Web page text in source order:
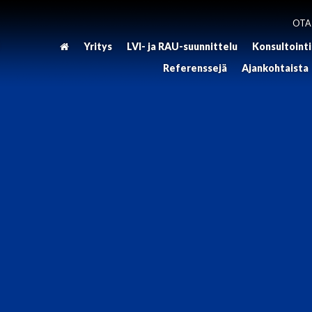
Yritys LVI- ja RAU-suunnittelu
Konsultointi
Referenssejä
Ajankohtaista